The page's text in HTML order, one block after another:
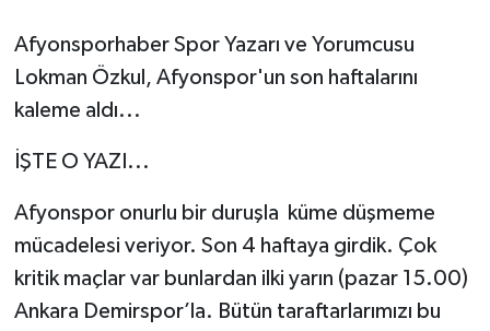
Afyonsporhaber Spor Yazarı ve Yorumcusu
Lokman Özkul, Afyonspor'un son haftalarını
kaleme aldı...
İŞTE O YAZI...
Afyonspor onurlu bir duruşla küme düşmeme
mücadelesi veriyor. Son 4 haftaya girdik. Çok
kritik maçlar var bunlardan ilki yarın (pazar 15.00)
Ankara Demirspor’la. Bütün taraftarlarımızı bu